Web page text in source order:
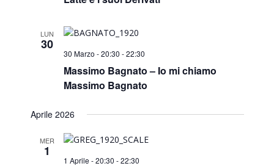
LUN
30
30 Marzo - 20:30 -22:30
Massimo Bagnato – Io mi chiamo
Massimo Bagnato
Aprile 2026
MER
1
1 Aprile - 20:30 -22:30